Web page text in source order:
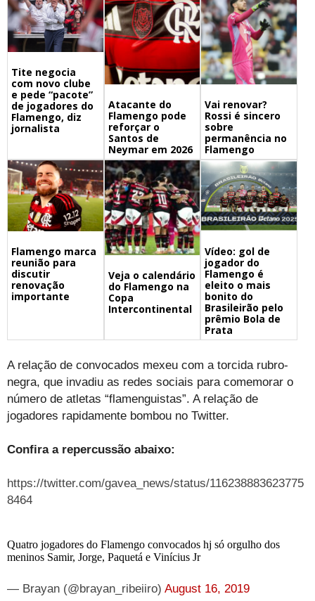
Tite negocia
com novo clube
e pede “pacote”
de jogadores do
Flamengo, diz
jornalista
Atacante do
Flamengo pode
reforçar o
Santos de
Neymar em 2026
Vai renovar?
Rossi é sincero
sobre
permanência no
Flamengo
Flamengo marca
reunião para
discutir
renovação
importante
Veja o calendário
do Flamengo na
Copa
Intercontinental
Vídeo: gol de
jogador do
Flamengo é
eleito o mais
bonito do
Brasileirão pelo
prêmio Bola de
Prata
A relação de convocados mexeu com a torcida rubro-
negra, que invadiu as redes sociais para comemorar o
número de atletas “flamenguistas”. A relação de
jogadores rapidamente bombou no Twitter.
Confira a repercussão abaixo:
https://twitter.com/gavea_news/status/116238883623775
8464
Quatro jogadores do Flamengo convocados hj só orgulho dos
meninos Samir, Jorge, Paquetá e Vinícius Jr
— Brayan (@brayan_ribeiiro) August 16, 2019